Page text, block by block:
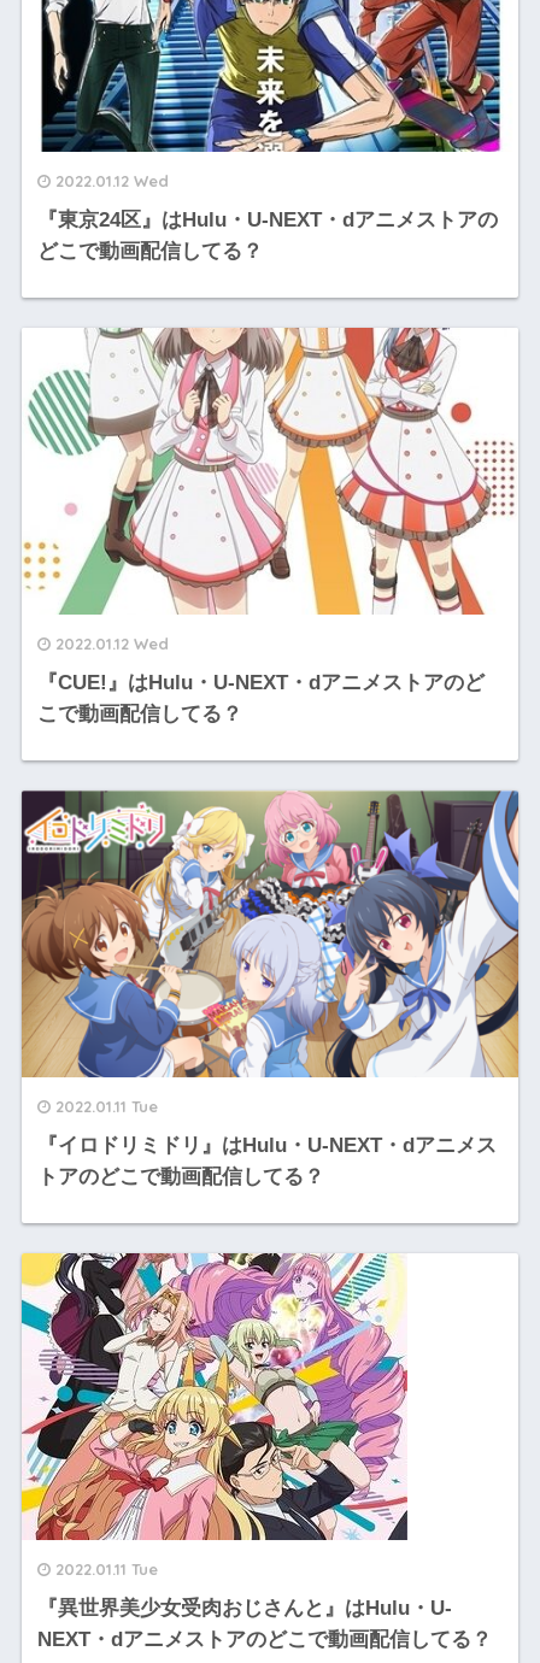
2022.01.12 Wed
『東京24区』はHulu・U-NEXT・dアニメストアの
どこで動画配信してる？
2022.01.12 Wed
『CUE!』はHulu・U-NEXT・dアニメストアのど
こで動画配信してる？
2022.01.11 Tue
『イロドリミドリ』はHulu・U-NEXT・dアニメス
トアのどこで動画配信してる？
2022.01.11 Tue
『異世界美少女受肉おじさんと』はHulu・U-
NEXT・dアニメストアのどこで動画配信してる？